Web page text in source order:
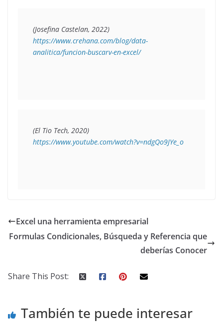
https://www.crehana.com/blog/data-
analitica/funcion-buscarv-en-excel/
https://www.youtube.com/watch?v=ndgQo9JYe_o
Excel una herramienta empresarial
Formulas Condicionales, Búsqueda y Referencia que
deberías Conocer
Share This Post:
También te puede interesar